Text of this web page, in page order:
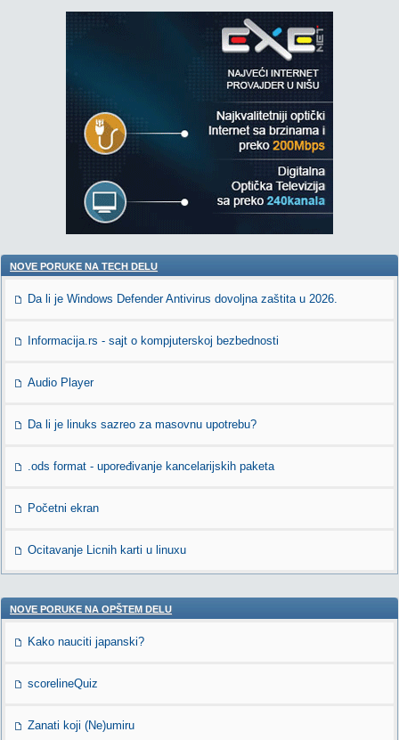
NOVE PORUKE NA TECH DELU
Da li je Windows Defender Antivirus dovoljna zaštita u 2026.
Informacija.rs - sajt o kompjuterskoj bezbednosti
Audio Player
Da li je linuks sazreo za masovnu upotrebu?
.ods format - upoređivanje kancelarijskih paketa
Početni ekran
Ocitavanje Licnih karti u linuxu
NOVE PORUKE NA OPŠTEM DELU
Kako nauciti japanski?
scorelineQuiz
Zanati koji (Ne)umiru